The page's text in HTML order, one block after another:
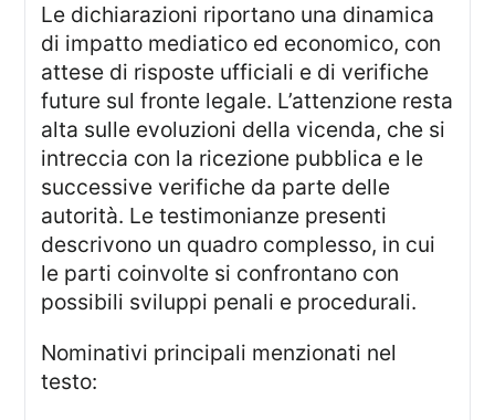
Le dichiarazioni riportano una dinamica
di impatto mediatico ed economico, con
attese di risposte ufficiali e di verifiche
future sul fronte legale. L’attenzione resta
alta sulle evoluzioni della vicenda, che si
intreccia con la ricezione pubblica e le
successive verifiche da parte delle
autorità. Le testimonianze presenti
descrivono un quadro complesso, in cui
le parti coinvolte si confrontano con
possibili sviluppi penali e procedurali.
nominativi principali menzionati nel
testo: